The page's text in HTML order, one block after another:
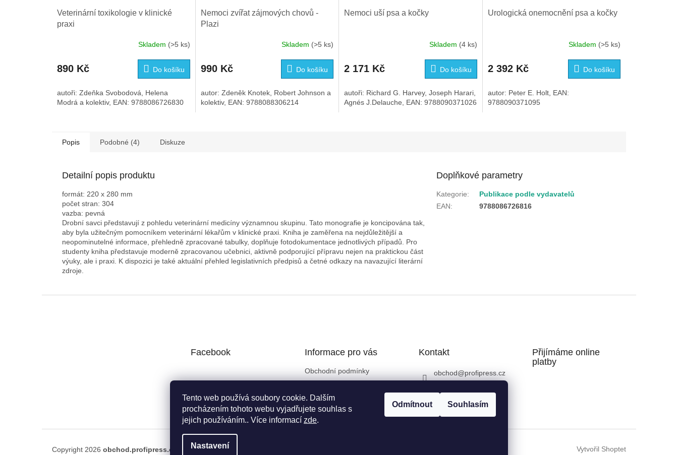
Tento web používá soubory cookie. Dalším
procházením tohoto webu vyjadřujete souhlas s
jejich používáním.. Více informací zde.
Nastavení
Odmítnout Souhlasím
Veterinární toxikologie v klinické
praxi
Skladem (>5 ks)
890 Kč Do košíku
autoři: Zdeňka Svobodová, Helena
Modrá a kolektiv, EAN: 9788086726830
Nemoci zvířat zájmových chovů -
Plazi
Skladem (>5 ks)
990 Kč Do košíku
autor: Zdeněk Knotek, Robert Johnson a
kolektiv, EAN: 9788088306214
Nemoci uší psa a kočky
Skladem (4 ks)
2 171 Kč Do košíku
autoři: Richard G. Harvey, Joseph Harari,
Agnés J.Delauche, EAN: 9788090371026
Urologická onemocnění psa a kočky
Skladem (>5 ks)
2 392 Kč Do košíku
autor: Peter E. Holt, EAN:
9788090371095
Popis Podobné (4) Diskuze
Detailní popis produktu
formát: 220 x 280 mm
počet stran: 304
vazba: pevná
Drobní savci představují z pohledu veterinární medicíny významnou skupinu. Tato monografie je koncipována tak,
aby byla užitečným pomocníkem veterinární lékařům v klinické praxi. Kniha je zaměřena na nejdůležitější a
neopominutelné informace, přehledně zpracované tabulky, doplňuje fotodokumentace jednotlivých případů. Pro
studenty kniha představuje moderně zpracovanou učebnici, aktivně podporující přípravu nejen na praktickou část
výuky, ale i praxi. K dispozici je také aktuální přehled legislativních předpisů a četné odkazy na navazující literární
zdroje.
Doplňkové parametry
Kategorie:
Publikace podle vydavatelů
EAN: 9788086726816
Facebook Informace pro vás
Obchodní podmínky
Kontakty
Doprava a platba
GDPR
Kontakt
obchod@profipress.cz
Přijímáme online
platby
Vytvořil Shoptet
Copyright 2026 obchod.profipress.cz . Všechna práva vyhrazena.